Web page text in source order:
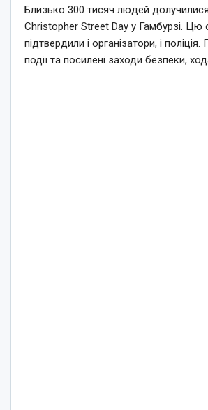
Близько 300 тисяч людей
Christopher Street Day у Гамбурзі. Цю
підтвердили і організатори, і
події та посилені заходи безпеки,